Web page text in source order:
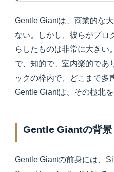
Gentle Giantは、商業的な
ない。しかし、彼らがプロ
らしたものは非常に大きい
で、知的で、室内楽的であ
ックの枠内で、どこまで多
Gentle Giantは、その極北
Gentle Giantの背景
Gentle Giantの前身には、